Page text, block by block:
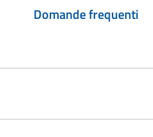
Domande frequenti